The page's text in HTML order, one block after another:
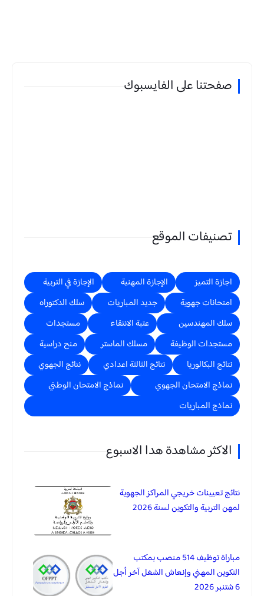
صفحتنا على الفايسبوك
تصنيفات الموقع
اجازة التميز الإجازة المهنية
الإجازة في التربية
امتحانات جهوية
جديد المباريات
سلك الدكتوراه
سلك المهندسين
عتبة الانتقاء
مستجدات
مستجدات الوظيفة
مسلك الماستر
منح دراسية
نتائج البكالوريا
نتائج الثالثة اعدادي
نتائج الجهوي
نماذج الامتحان الجهوي
نماذج الامتحان الوطني
نماذج المباريات
الاكثر مشاهدة هدا الاسبوع
نتائج تعيينات خريجي المراكز الجهوية
لمهن التربية والتكوين لسنة 2026
مباراة توظيف 514 منصب بمكتب
التكوين المهني وإنعاش الشغل آخر أجل
6 شتنبر 2026